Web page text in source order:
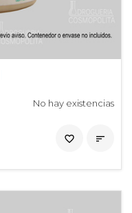
No hay existencias

favorite_border